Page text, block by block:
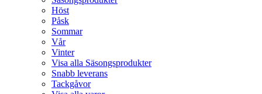
Höst
Påsk
Sommar
Vår
Vinter
Visa alla Säsongsprodukter
Snabb leverans
Tackgåvor